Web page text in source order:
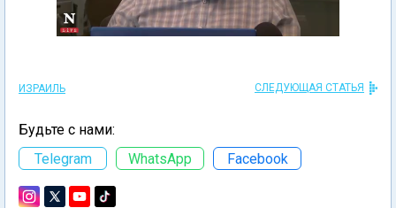
ИЗРАИЛЬ СЛЕДУЮЩАЯ СТАТЬЯ
Будьте с нами:
Telegram
WhatsApp Facebook